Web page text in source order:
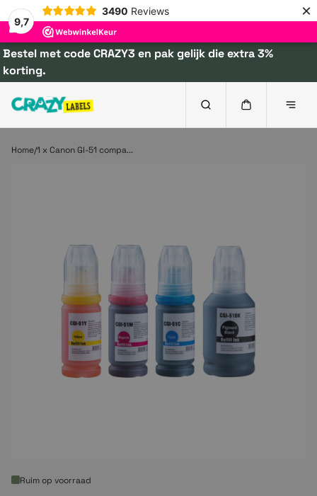
9,7
3490 Reviews ×
Bestel met code CRAZY3 en pak gelijk die extra 3%
korting.
Home 1 x Canon GI-51 compa...
Ruim op voorraad